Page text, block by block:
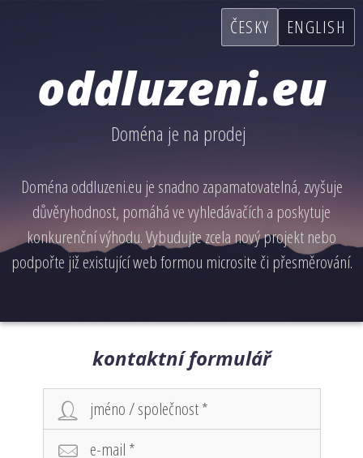
ČESKY ENGLISH
oddluzeni.eu
Doména je na prodej
Doména oddluzeni.eu je snadno zapamatovatelná, zvyšuje
důvěryhodnost, pomáhá ve vyhledávačích a poskytuje
konkurenční výhodu. Vybudujte zcela nový projekt nebo
podpořte již existující web formou microsite či přesměrování.
kontaktní formulář